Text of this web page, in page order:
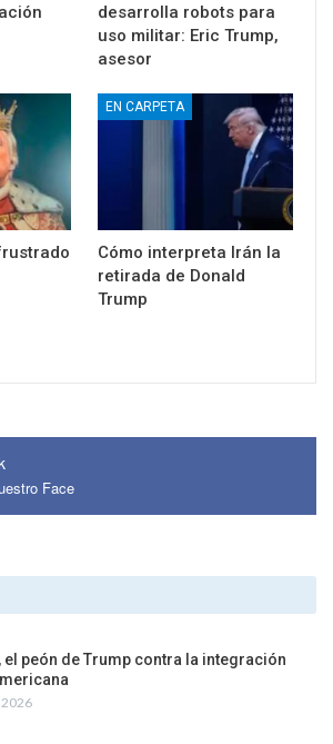
desarrolla robots para
uso militar: Eric Trump,
asesor
EN CARPETA
Cómo interpreta Irán la
retirada de Donald
Trump
Face
el peón de Trump contra la integración
2026